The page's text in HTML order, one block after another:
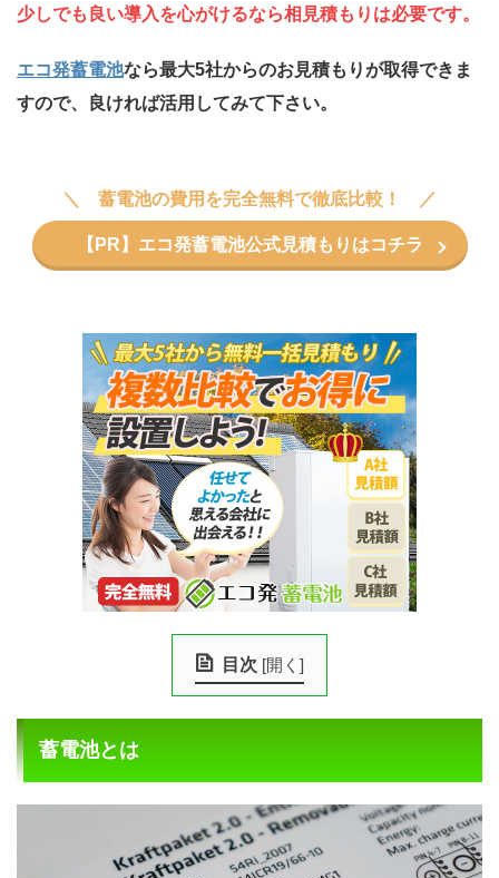
少しでも良い導入を心がけるなら相見積もりは必要です。
エコ発蓄電池なら最大5社からのお見積もりが取得できま
すので、良ければ活用してみて下さい。
蓄電池の費用を完全無料で徹底比較！
【PR】エコ発蓄電池公式見積もりはコチラ
目次 [開く ]
蓄電池とは